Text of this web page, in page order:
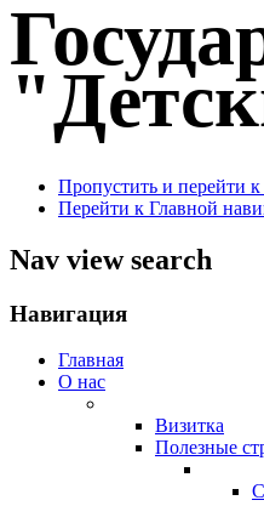
Пропустить и перейти
Перейти к Главной
Nav view search
Навигация
Главная
О нас
Визитка
Полезные